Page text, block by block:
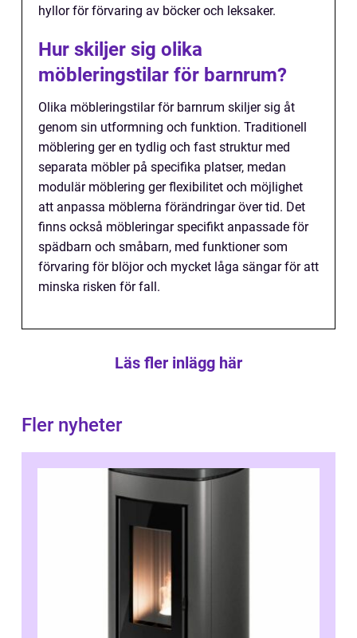
hyllor för förvaring av böcker och leksaker.
Hur skiljer sig olika
möbleringstilar för barnrum?
Olika möbleringstilar för barnrum skiljer sig åt
genom sin utformning och funktion. Traditionell
möblering ger en tydlig och fast struktur med
separata möbler på specifika platser, medan
modulär möblering ger flexibilitet och möjlighet
att anpassa möblerna förändringar över tid. Det
finns också möbleringar specifikt anpassade för
spädbarn och småbarn, med funktioner som
förvaring för blöjor och mycket låga sängar för att
minska risken för fall.
Läs fler inlägg här
Fler nyheter